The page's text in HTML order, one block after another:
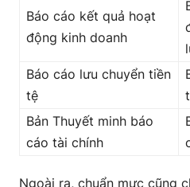
Báo cáo kết quả hoạt
động kinh doanh
Báo cáo lưu chuyển tiền
tệ
Bản Thuyết minh báo
cáo tài chính
Ngoài ra, chuẩn mực cũng